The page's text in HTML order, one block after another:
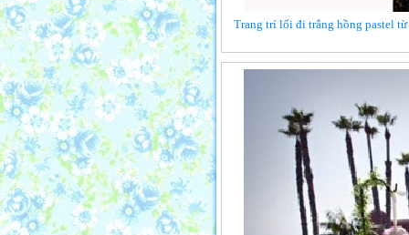
Trang trí lối đi trắng hồng pastel